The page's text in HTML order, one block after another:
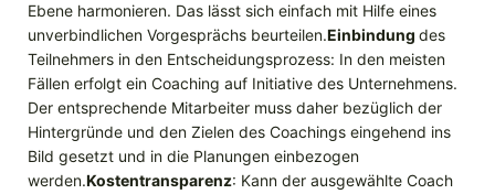
Ebene harmonieren. Das lässt sich einfach mit Hilfe eines
unverbindlichen Vorgesprächs beurteilen.Einbindung des
Teilnehmers in den Entscheidungsprozess: In den meisten
Fällen erfolgt ein Coaching auf Initiative des Unternehmens.
Der entsprechende Mitarbeiter muss daher bezüglich der
Hintergründe und den Zielen des Coachings eingehend ins
Bild gesetzt und in die Planungen einbezogen
werden.Kostentransparenz: Kann der ausgewählte Coach